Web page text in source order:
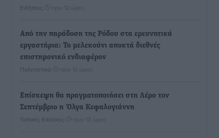
Ειδήσεις πριν 12 ώρες
Από την παράδοση της Ρόδου στα ερευνητικά
εργαστήρια: Το μελεκούνι αποκτά διεθνές
επιστημονικό ενδιαφέρον
Πολιτιστικά πριν 12 ώρες
Επίσκεψη θα πραγματοποιήσει στη Λέρο τον
Σεπτέμβριο η Όλγα Κεφαλογιάννη
Τοπικές Ειδήσεις πριν 13 ώρες